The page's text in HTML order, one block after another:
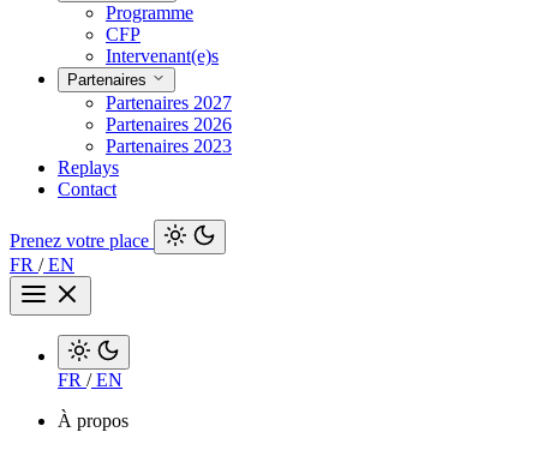
Programme
CFP
Intervenant(e)s
Partenaires
Partenaires 2027
Partenaires 2026
Partenaires 2023
Replays
Contact
Prenez votre place
FR /EN
FR /EN
À propos